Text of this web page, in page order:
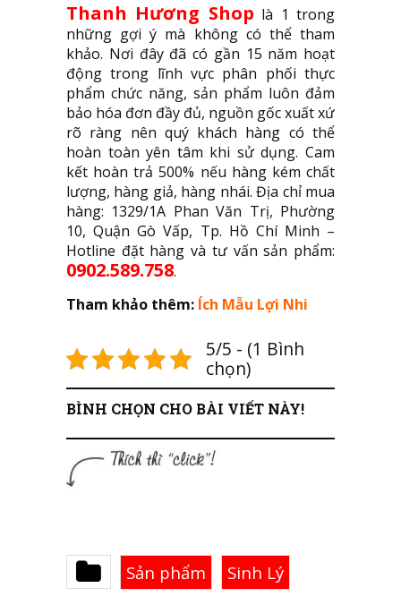
Thanh Hương Shop là 1 trong
những gợi ý mà không có thể tham
khảo. Nơi đây đã có gần 15 năm hoạt
động trong lĩnh vực phân phối thực
phẩm chức năng, sản phẩm luôn đảm
bảo hóa đơn đầy đủ, nguồn gốc xuất xứ
rõ ràng nên quý khách hàng có thể
hoàn toàn yên tâm khi sử dụng. Cam
kết hoàn trả 500% nếu hàng kém chất
lượng, hàng giả, hàng nhái. Địa chỉ mua
hàng: 1329/1A Phan Văn Trị, Phường
10, Quận Gò Vấp, Tp. Hồ Chí Minh –
Hotline đặt hàng và tư vấn sản phẩm:
0902.589.758.
Tham khảo thêm: Ích Mẫu Lợi Nhi
5/5 - (1 Bình
chọn)
BÌNH CHỌN CHO BÀI VIẾT NÀY!
Sản phẩm Sinh Lý